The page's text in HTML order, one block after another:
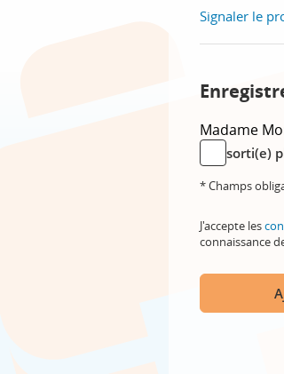
Signaler le
Madame
sorti(e)
* Champs
J'accepte les
connaissance